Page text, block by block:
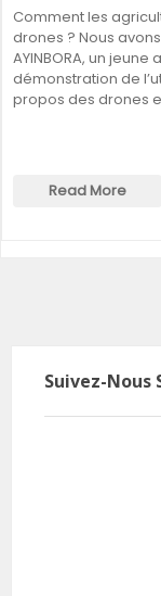
Comment les
drones ? Nous
AYINBORA, un
démonstration de
propos des drones
Read More
Suivez-Nous